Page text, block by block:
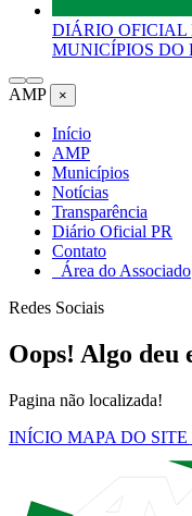
DIÁRIO OFICIAL
MUNICÍPIOS DO
AMP ×
Início
AMP
Municípios
Notícias
Transparência
Diário Oficial PR
Contato
Área do Associado
Redes Sociais
Oops! Algo deu
Pagina não localizada!
INÍCIO MAPA DO SITE